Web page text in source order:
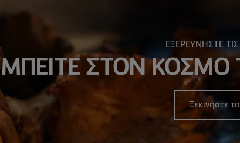
ΕΞΕΡΕΥΝΗΣΤΕ
ΜΠΕΙΤΕ ΣΤΟΝ
Ξεκινήστε